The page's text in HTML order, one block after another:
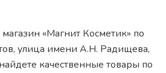
«Магнит Косметик» по
улица имени А.Н. Радищева,
качественные товары по